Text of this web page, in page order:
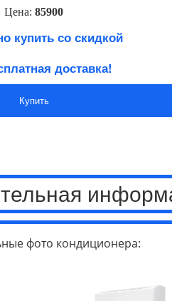
Цена: 85900
купить со скидкой
доставка!
Купить
фото кондиционера: